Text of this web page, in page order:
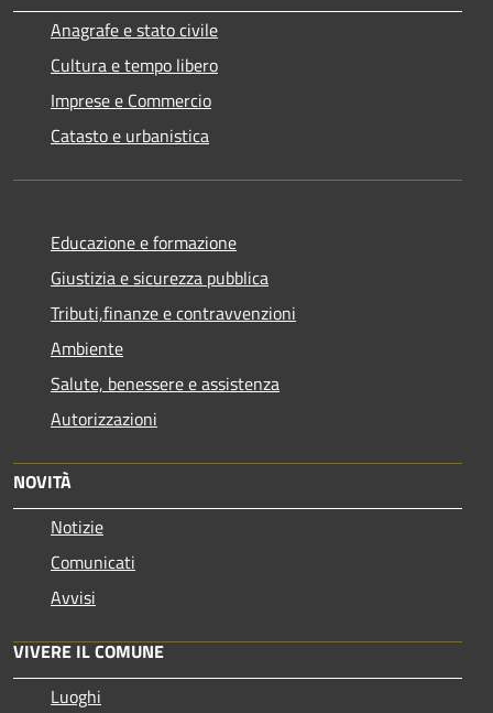
Anagrafe e stato civile
Cultura e tempo libero
Imprese e Commercio
Catasto e urbanistica
Educazione e formazione
Giustizia e sicurezza pubblica
Tributi,finanze e contravvenzioni
Ambiente
Salute, benessere e assistenza
Autorizzazioni
NOVITÀ
Notizie
Comunicati
Avvisi
VIVERE IL COMUNE
Luoghi